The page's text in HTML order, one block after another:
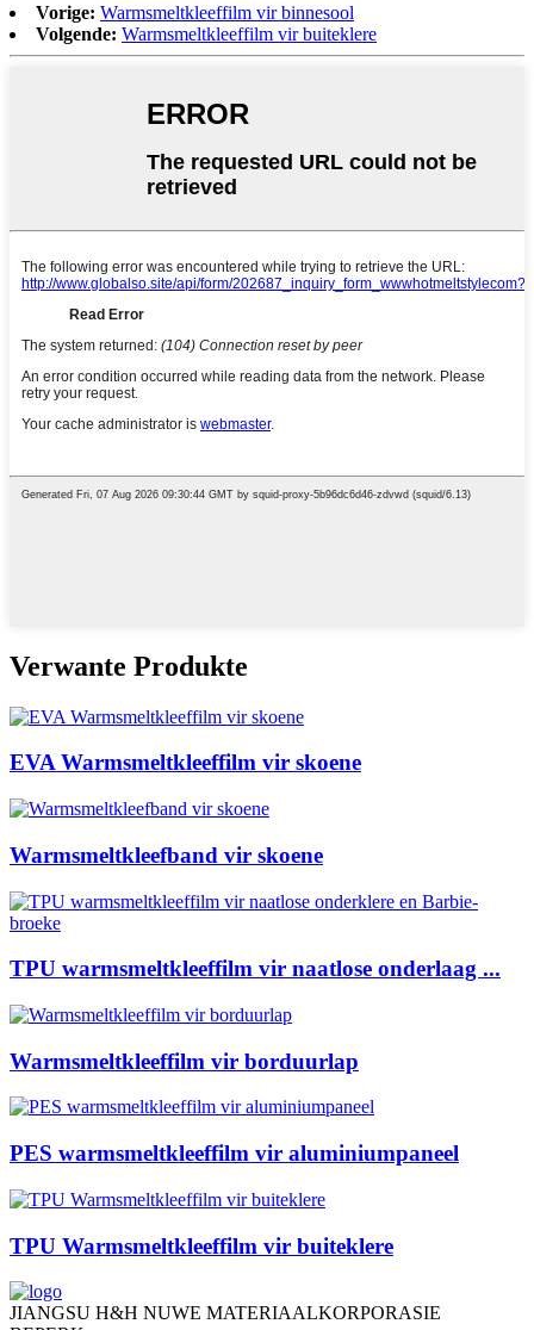
Vorige: Warmsmeltkleeffilm vir binnesool
Volgende: Warmsmeltkleeffilm vir buiteklere
Verwante Produkte
EVA Warmsmeltkleeffilm vir skoene
Warmsmeltkleefband vir skoene
TPU warmsmeltkleeffilm vir naatlose onderlaag ...
Warmsmeltkleeffilm vir borduurlap
PES warmsmeltkleeffilm vir aluminiumpaneel
TPU Warmsmeltkleeffilm vir buiteklere
JIANGSU H&H NUWE MATERIAALKORPORASIE